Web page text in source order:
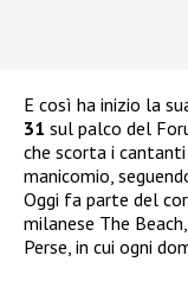
E così ha inizio la
31 sul palco del
che scorta i
manicomio,
Oggi fa parte del
milanese The
Perse, in cui ogni